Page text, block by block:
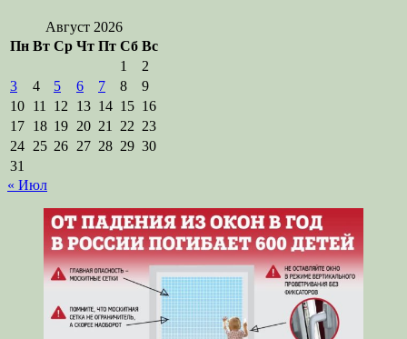
Август 2026
Пн Вт Ср Чт Пт Сб Вс
1
2
3
4 5 6 7 8
9
10 11 12 13 14 15 16
17 18 19 20 21 22 23
24 25 26 27 28 29 30
31
« Июл